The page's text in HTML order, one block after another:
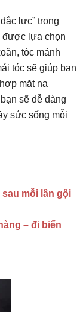
lực” trong
được lựa chọn
tóc mảnh
tóc sẽ giúp bạn
mặt nạ
sẽ dễ dàng
sức sống mỗi
mỗi lần gội
– đi biển